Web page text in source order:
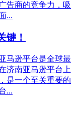
告商的竞争力，吸
...
键！
马逊平台是全球最
济南亚马逊平台上
是一个至关重要的
...